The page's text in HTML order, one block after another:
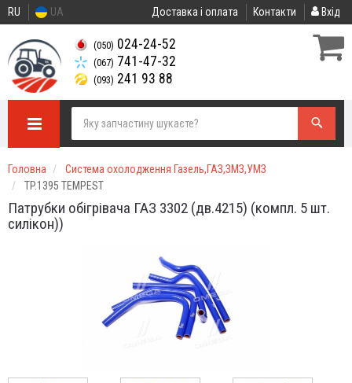
RU UA Доставка і оплата Контакти Вхід
(050) 024-24-52
(067) 741-47-32
(093) 241 93 88
Головна
Система охолодження Газель,ГАЗ,ЗМЗ,УМЗ
TP.1395 TEMPEST
Патрубки обігрівача ГАЗ 3302 (дв.4215) (компл. 5 шт.
силікон))